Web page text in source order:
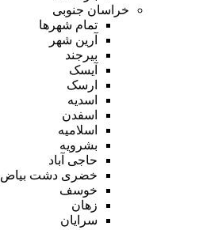
خراسان جنوبی
تمام شهر‌ها
آرین شهر
بیرجند
آیسک
ارسک
اسدیه
اسفدن
اسلامیه
بشرویه
حاجی آباد
خضری دشت بیاض
خوسف
زهان
سرایان